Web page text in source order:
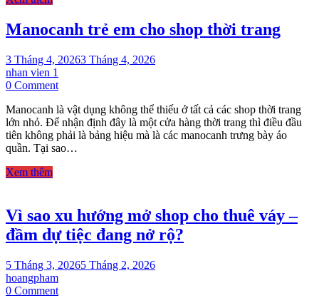
SHOP
Manocanh trẻ em cho shop thời trang
3 Tháng 4, 20263 Tháng 4, 2026
nhan vien 1
0 Commenton
trẻ
em
cho
shop
Manocanh là vật dụng không thể thiếu ở tất cả các shop thời trang
lớn nhỏ. Để nhận định đây là một cửa hàng thời trang thì điều đầu
tiên không phải là bảng hiệu mà là các manocanh trưng bày áo
quần. Tại sao…
Xem thêm
Vì sao xu hướng mở shop cho thuê váy –
đầm dự tiệc đang nở rộ?
5 Tháng 3, 20265 Tháng 2, 2026
hoangpham
0 Commenton